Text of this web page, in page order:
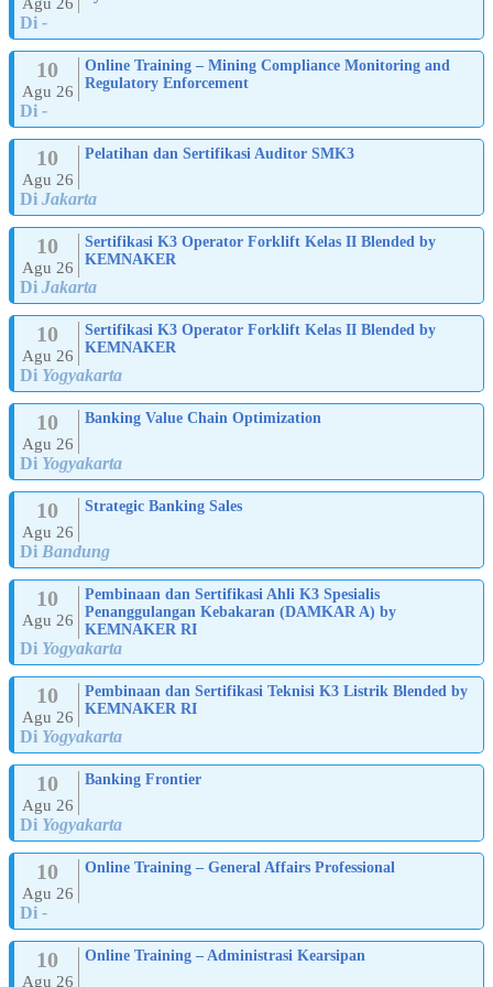
Agu 26
Di -
10
Agu 26
Online Training – Mining Compliance Monitoring and
Regulatory Enforcement
Di -
10
Agu 26
Pelatihan dan Sertifikasi Auditor SMK3
Di Jakarta
10
Agu 26
Sertifikasi K3 Operator Forklift Kelas II Blended by
KEMNAKER
Di Jakarta
10
Agu 26
Sertifikasi K3 Operator Forklift Kelas II Blended by
KEMNAKER
Di Yogyakarta
10
Agu 26
Banking Value Chain Optimization
Di Yogyakarta
10
Agu 26
Strategic Banking Sales
Di Bandung
10
Agu 26
Pembinaan dan Sertifikasi Ahli K3 Spesialis
Penanggulangan Kebakaran (DAMKAR A) by
KEMNAKER RI
Di Yogyakarta
10
Agu 26
Pembinaan dan Sertifikasi Teknisi K3 Listrik Blended by
KEMNAKER RI
Di Yogyakarta
10
Agu 26
Banking Frontier
Di Yogyakarta
10
Agu 26
Online Training – General Affairs Professional
Di -
10
Agu 26
Online Training – Administrasi Kearsipan